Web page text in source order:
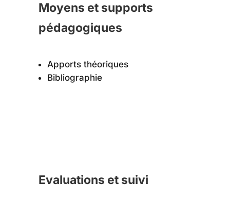
Moyens et supports
pédagogiques
Apports théoriques
Bibliographie
Evaluations et suivi